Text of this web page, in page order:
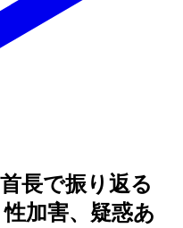
長で振り返る
加害、疑惑あ